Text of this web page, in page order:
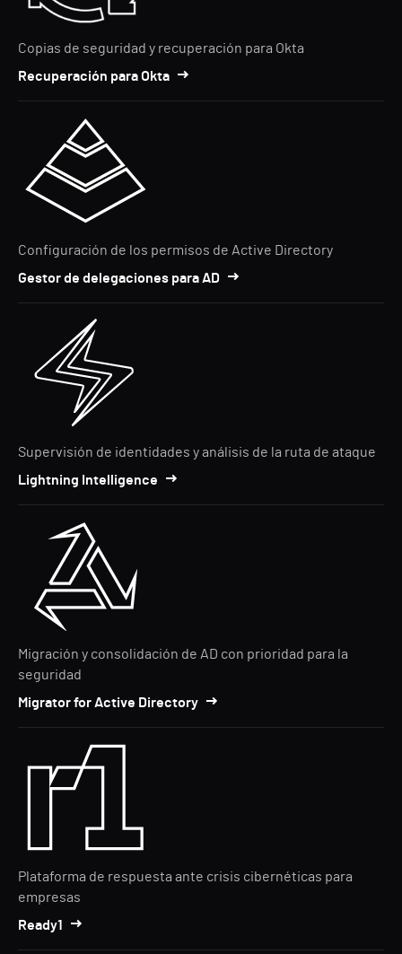
Copias de seguridad y recuperación para Okta
Recuperación para Okta
Configuración de los permisos de Active Directory
Gestor de delegaciones para AD
Supervisión de identidades y análisis de la ruta de ataque
Lightning Intelligence
Migración y consolidación de AD con prioridad para la
seguridad
Migrator for Active Directory
Plataforma de respuesta ante crisis cibernéticas para
empresas
Ready1